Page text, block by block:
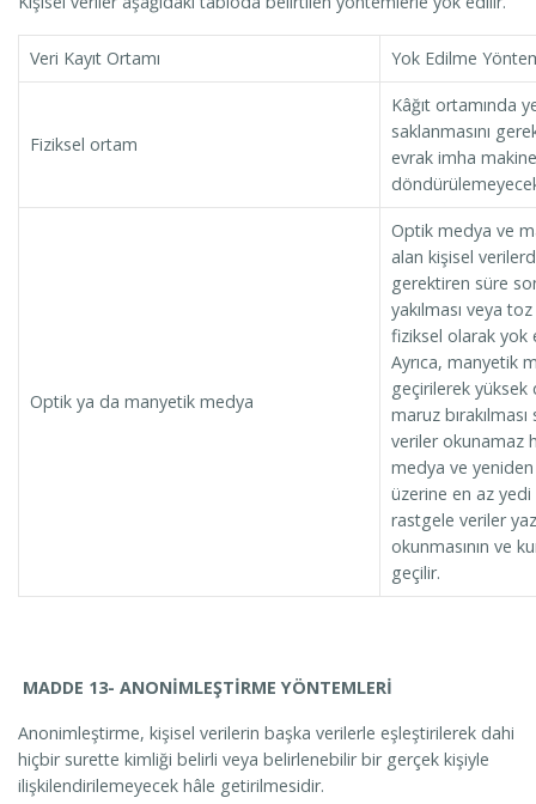
Veri Kayıt Ortamı Yok Edilme
Fiziksel ortam
Kâğıt ortamında
saklanmasını
evrak imha
Optik ya da manyetik medya
Optik medya ve
alan kişisel
gerektiren süre
yakılması veya
fiziksel olarak yok
Ayrıca, manyetik
geçirilerek
maruz
veriler okunamaz
medya ve
üzerine en az yedi
rastgele veriler
okunmasının ve
geçilir.
MADDE 13- ANONİMLEŞTİRME YÖNTEMLERİ
Anonimleştirme, kişisel verilerin başka verilerle eşleştirilerek dahi
hiçbir surette kimliği belirli veya belirlenebilir bir gerçek kişiyle
ilişkilendirilemeyecek hâle getirilmesidir.